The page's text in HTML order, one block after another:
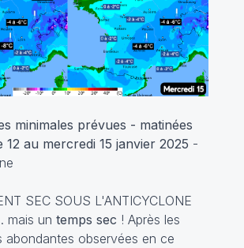
minimales prévues - matinées
12 au mercredi 15 janvier 2025 -
SEC SOUS L'ANTICYCLONE
mais un temps sec ! Après les
abondantes observées en ce